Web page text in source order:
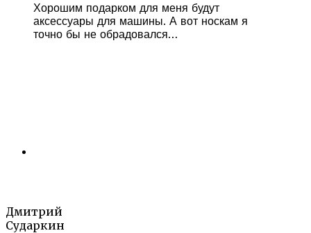
Хорошим подарком для меня будут
аксессуары для машины. А вот носкам я
точно бы не обрадовался…
Дмитрий
Сударкин